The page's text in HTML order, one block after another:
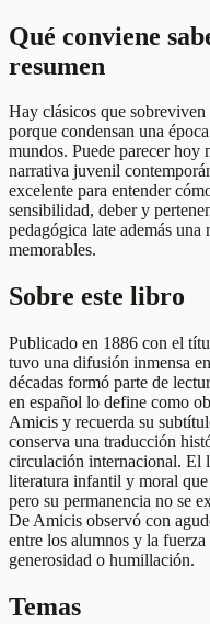
Qué conviene
resumen
Hay clásicos que
porque condensan una
mundos. Puede parecer hoy
narrativa juvenil
excelente para entender
sensibilidad, deber y
pedagógica late además
memorables.
Sobre este libro
Publicado en 1886 con el
tuvo una difusión inmensa
décadas formó parte de
en español lo define como
Amicis y recuerda su
conserva una traducción
circulación internacional. El
literatura infantil y moral
pero su permanencia no se
De Amicis observó con
entre los alumnos y la
generosidad o humillación.
Temas